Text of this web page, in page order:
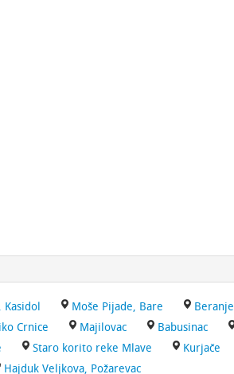
Kasidol Moše Pijade, Bare Beranje
Crnice Majilovac Babusinac
Staro korito reke Mlave Kurjače
Hajduk Veljkova, Požarevac